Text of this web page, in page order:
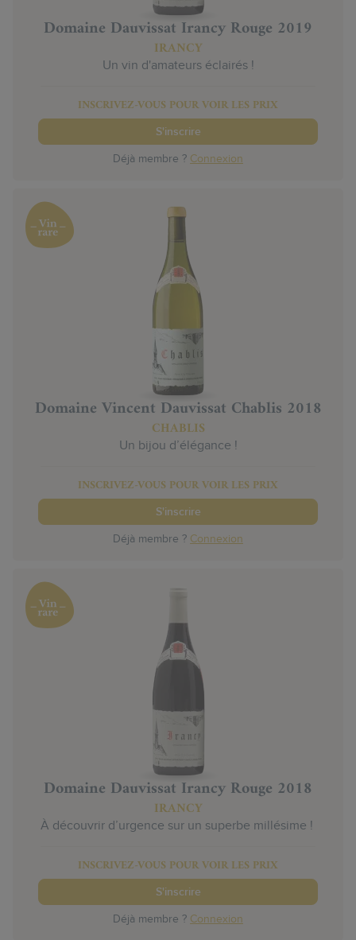
Domaine Dauvissat Irancy Rouge 2019
IRANCY
Un vin d'amateurs éclairés !
INSCRIVEZ-VOUS POUR VOIR LES PRIX
S'inscrire
Déjà membre ? Connexion
Domaine Vincent Dauvissat Chablis 2018
CHABLIS
Un bijou d’élégance !
INSCRIVEZ-VOUS POUR VOIR LES PRIX
S'inscrire
Déjà membre ? Connexion
Domaine Dauvissat Irancy Rouge 2018
IRANCY
À découvrir d’urgence sur un superbe millésime !
INSCRIVEZ-VOUS POUR VOIR LES PRIX
S'inscrire
Déjà membre ? Connexion